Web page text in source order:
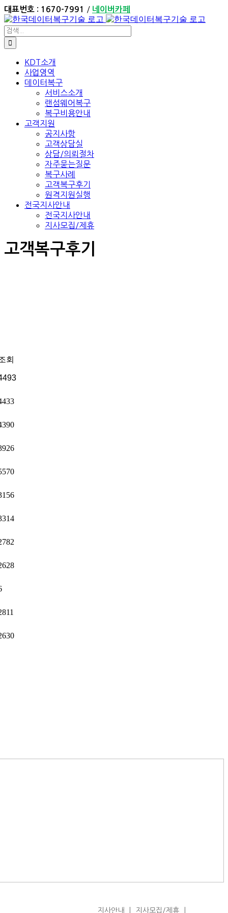
Skip
to
content
대표번호 : 1670-7991 / 네이버카페
검
색:
KDT소개
사업영역
데이터복구
서비스소개
랜섬웨어복구
복구비용안내
고객지원
공지사항
고객상담실
상담/의뢰절차
자주묻는질문
복구사례
고객복구후기
원격지원실행
전국지사안내
전국지사안내
지사모집/제휴
고객복구후기
회
지사안내 지사모집/제휴